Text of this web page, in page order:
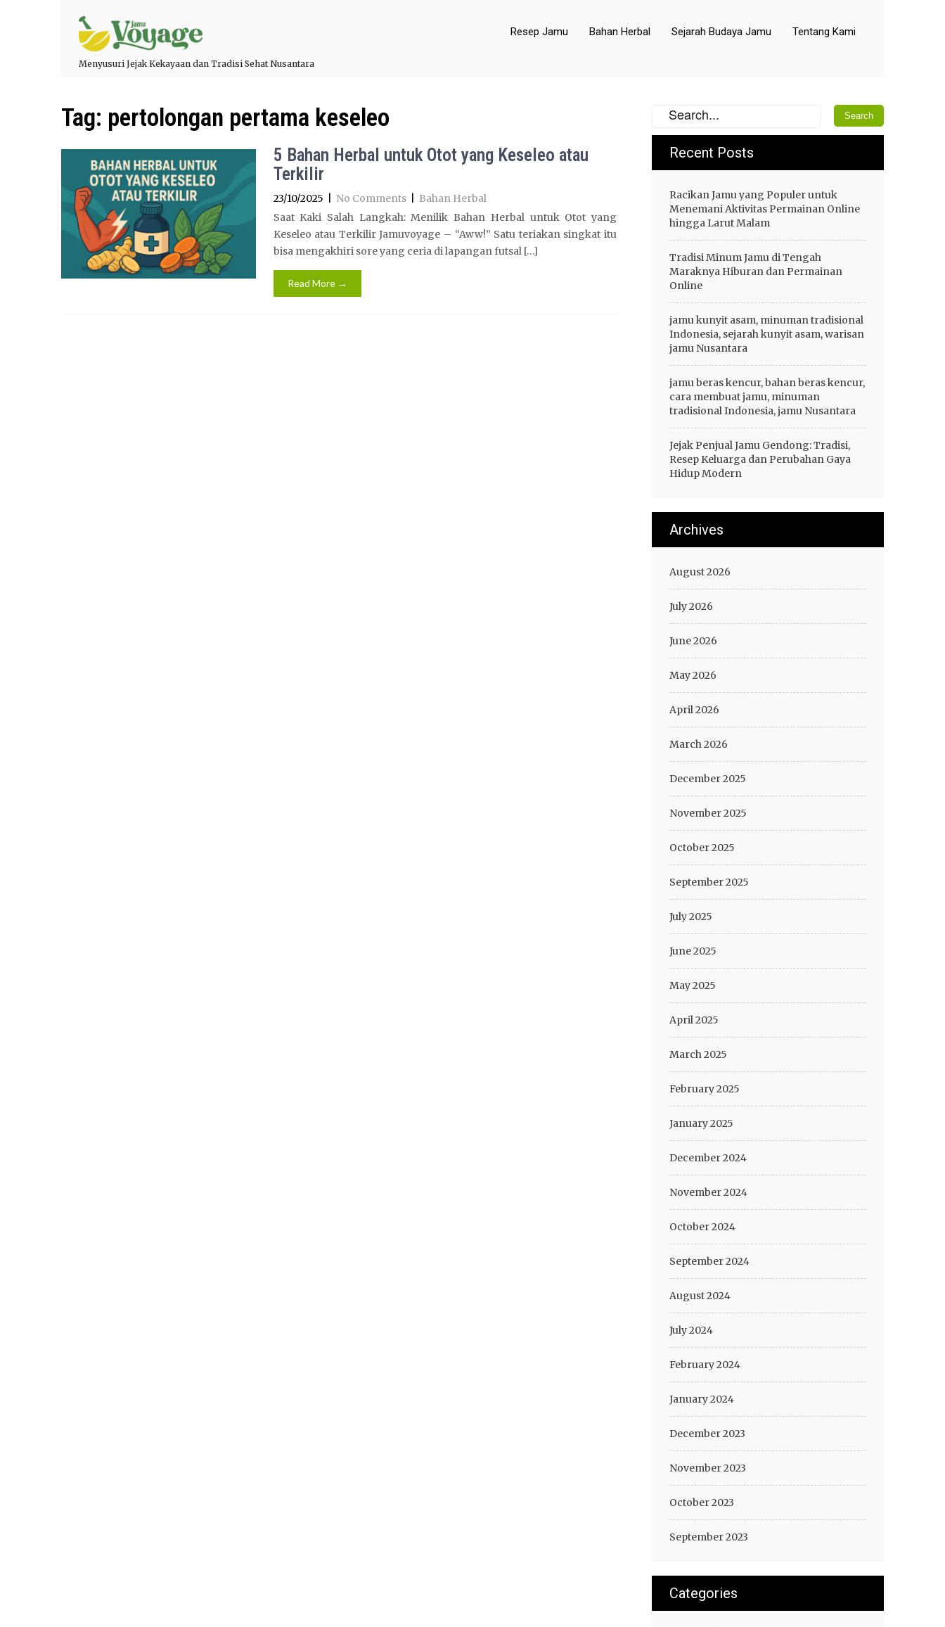
Menyusuri Jejak Kekayaan dan Tradisi Sehat Nusantara
Resep Jamu Bahan Herbal Sejarah Budaya Jamu Tentang Kami
Tag: pertolongan pertama keseleo
5 Bahan Herbal untuk Otot yang Keseleo atau
Terkilir
23/10/2025 No Comments
Bahan Herbal
Saat Kaki Salah Langkah: Menilik Bahan Herbal untuk Otot yang
Keseleo atau Terkilir Jamuvoyage – “Aww!” Satu teriakan singkat itu
bisa mengakhiri sore yang ceria di lapangan futsal […]
Read More →
Recent Posts
Racikan Jamu yang Populer untuk
Menemani Aktivitas Permainan Online
hingga Larut Malam
Tradisi Minum Jamu di Tengah
Maraknya Hiburan dan Permainan
Online
jamu kunyit asam, minuman tradisional
Indonesia, sejarah kunyit asam, warisan
jamu Nusantara
jamu beras kencur, bahan beras kencur,
cara membuat jamu, minuman
tradisional Indonesia, jamu Nusantara
Jejak Penjual Jamu Gendong: Tradisi,
Resep Keluarga dan Perubahan Gaya
Hidup Modern
Archives
August 2026
July 2026
June 2026
May 2026
April 2026
March 2026
December 2025
November 2025
October 2025
September 2025
July 2025
June 2025
May 2025
April 2025
March 2025
February 2025
January 2025
December 2024
November 2024
October 2024
September 2024
August 2024
July 2024
February 2024
January 2024
December 2023
November 2023
October 2023
September 2023
Categories